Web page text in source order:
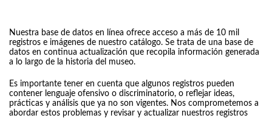
Nuestra base de datos en línea ofrece acceso a más de 10 mil
registros e imágenes de nuestro catálogo. Se trata de una base de
datos en continua actualización que recopila información generada
a lo largo de la historia del museo.
Es importante tener en cuenta que algunos registros pueden
contener lenguaje ofensivo o discriminatorio, o reflejar ideas,
prácticas y análisis que ya no son vigentes. Nos comprometemos a
abordar estos problemas y revisar y actualizar nuestros registros